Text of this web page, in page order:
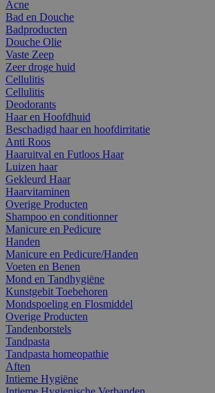
Acne
Bad en Douche
Badproducten
Douche Olie
Vaste Zeep
Zeer droge huid
Cellulitis
Cellulitis
Deodorants
Haar en Hoofdhuid
Beschadigd haar en hoofdirritatie
Anti Roos
Haaruitval en Futloos Haar
Luizen haar
Gekleurd Haar
Haarvitaminen
Overige Producten
Shampoo en conditionner
Manicure en Pedicure
Handen
Manicure en Pedicure/Handen
Voeten en Benen
Mond en Tandhygiëne
Kunstgebit Toebehoren
Mondspoeling en Flosmiddel
Overige Producten
Tandenborstels
Tandpasta
Tandpasta homeopathie
Aften
Intieme Hygiëne